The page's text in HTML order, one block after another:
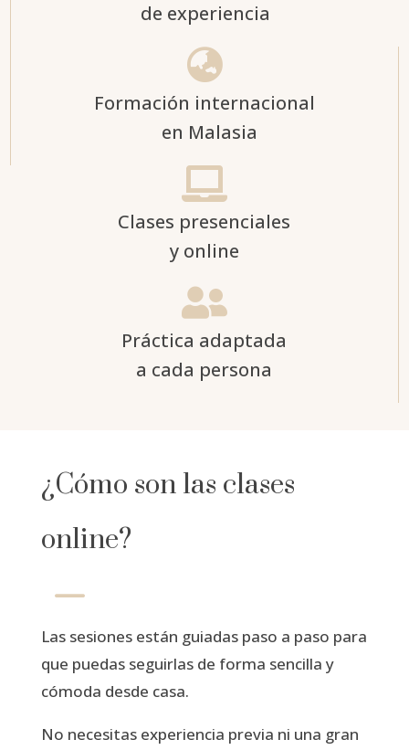
de experiencia

Formación internacional
en Malasia

Clases presenciales
y online

Práctica adaptada
a cada persona
¿Cómo son las clases
online?
K
Las sesiones están guiadas paso a paso para
que puedas seguirlas de forma sencilla y
cómoda desde casa.
No necesitas experiencia previa ni una gran